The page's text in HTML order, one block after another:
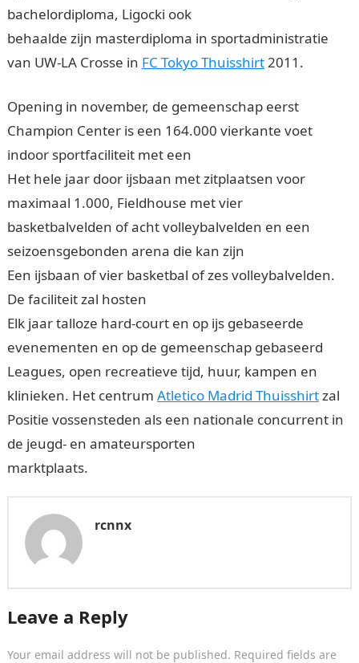
bachelordiploma, Ligocki ook
behaalde zijn masterdiploma in sportadministratie
van UW-LA Crosse in FC Tokyo Thuisshirt2011.
Opening in november, de gemeenschap eerst
Champion Center is een 164.000 vierkante voet
indoor sportfaciliteit met een
Het hele jaar door ijsbaan met zitplaatsen voor
maximaal 1.000, Fieldhouse met vier
basketbalvelden of acht volleybalvelden en een
seizoensgebonden arena die kan zijn
Een ijsbaan of vier basketbal of zes volleybalvelden.
De faciliteit zal hosten
Elk jaar talloze hard-court en op ijs gebaseerde
evenementen en op de gemeenschap gebaseerd
Leagues, open recreatieve tijd, huur, kampen en
klinieken. Het centrum Atletico Madrid Thuisshirtzal
Positie vossensteden als een nationale concurrent in
de jeugd- en amateursporten
marktplaats.
rcnnx
Leave a Reply
Your email address will not be published. Required fields are